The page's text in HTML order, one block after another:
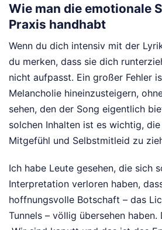
Wie man die emotionale
Praxis handhabt
Wenn du dich intensiv mit der
du merken, dass sie dich
nicht aufpasst. Ein großer Fehler
Melancholie hineinzusteigern,
sehen, den der Song eigentlich
solchen Inhalten ist es wichtig,
Mitgefühl und Selbstmitleid zu
Ich habe Leute gesehen, die sich
Interpretation verloren haben,
hoffnungsvolle Botschaft – das
Tunnels – völlig übersehen